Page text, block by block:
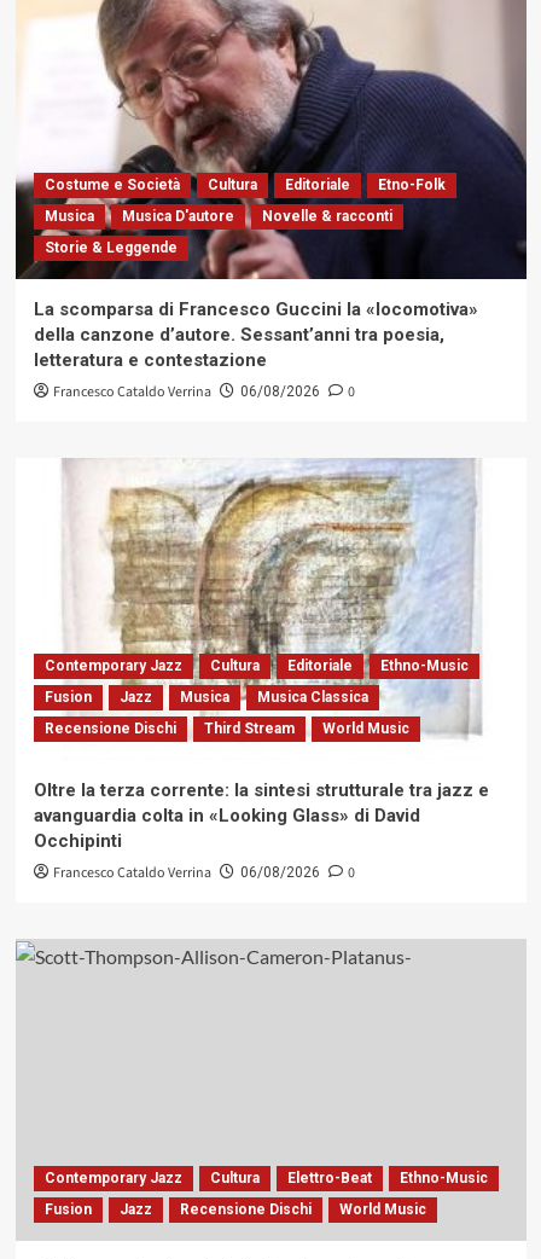
Costume e Società Cultura Editoriale
Etno-Folk
Musica
Musica D'autore
Novelle & racconti
Storie & Leggende
La scomparsa di Francesco Guccini la «locomotiva»
della canzone d’autore. Sessant’anni tra poesia,
letteratura e contestazione
Francesco Cataldo Verrina 06/08/2026 0
Contemporary Jazz Cultura Editoriale
Ethno-Music
Fusion
Jazz Musica
Musica Classica
Recensione Dischi
Third Stream World Music
Oltre la terza corrente: la sintesi strutturale tra jazz e
avanguardia colta in «Looking Glass» di David
Occhipinti
Francesco Cataldo Verrina 06/08/2026 0
Contemporary Jazz Cultura Elettro-Beat
Ethno-Music
Fusion
Jazz Recensione Dischi World Music